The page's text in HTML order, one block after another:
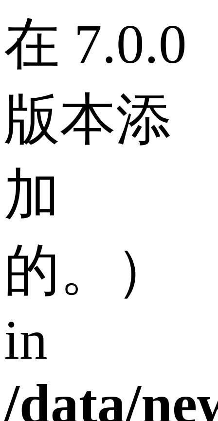
在 7.0.0
版本添
加
的。）
in
/data/